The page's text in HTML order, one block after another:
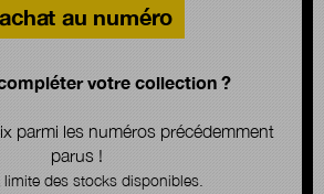
au numéro
votre collection ?
parmi les numéros précédemment
parus !
limite des stocks disponibles.